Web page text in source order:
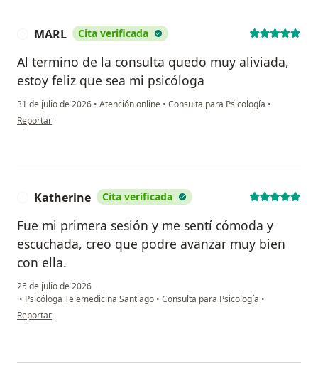
MARL Cita verificada
Al termino de la consulta quedo muy aliviada,
estoy feliz que sea mi psicóloga
31 de julio de 2026 • Atención online • Consulta para Psicología •
en opinión del usuario MARL
Reportar
Katherine Cita verificada
Fue mi primera sesión y me sentí cómoda y
escuchada, creo que podre avanzar muy bien
con ella.
25 de julio de 2026
• Psicóloga Telemedicina Santiago • Consulta para Psicología •
en opinión del usuario Katherine
Reportar